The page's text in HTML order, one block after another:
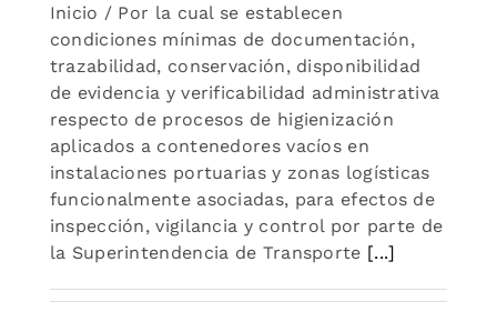
Inicio / Por la cual se establecen
condiciones mínimas de documentación,
trazabilidad, conservación, disponibilidad
de evidencia y verificabilidad administrativa
respecto de procesos de higienización
aplicados a contenedores vacíos en
instalaciones portuarias y zonas logísticas
funcionalmente asociadas, para efectos de
inspección, vigilancia y control por parte de
la Superintendencia de Transporte [...]